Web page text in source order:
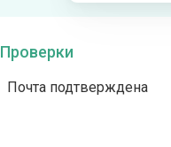
Проверки
Почта подтверждена